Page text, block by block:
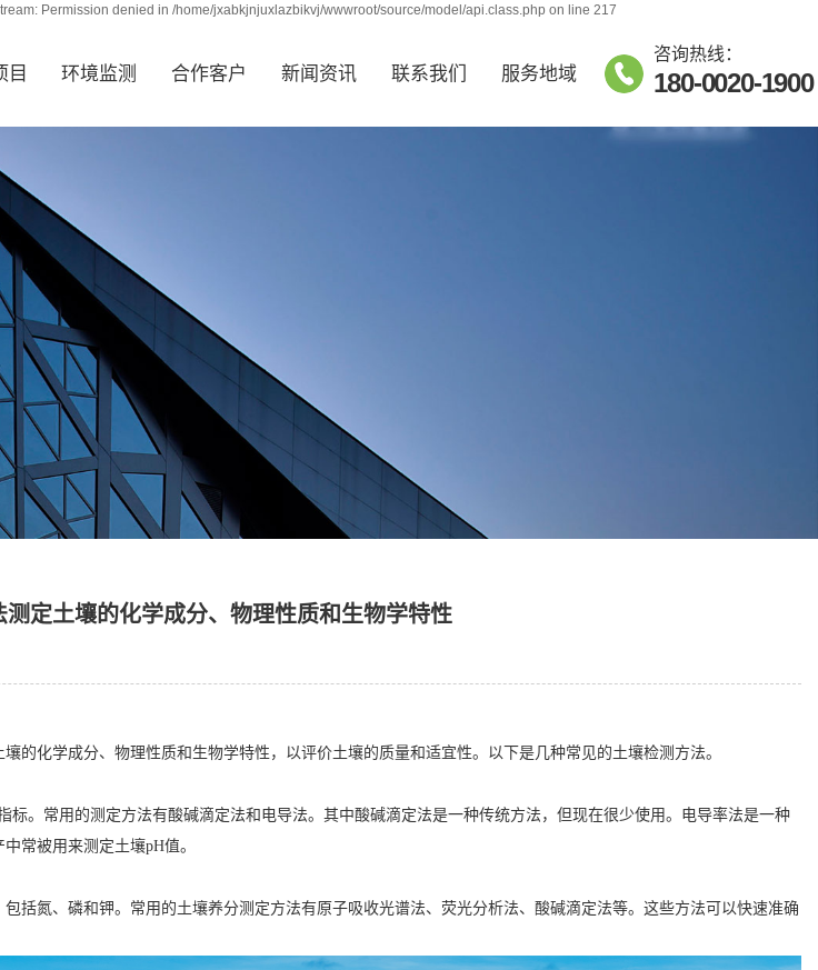
Permission denied in /home/jxabkjnjuxlazbikvj/wwwroot/source/model/api.class.php on line 217
目 环境监测 合作客户 新闻资讯 联系我们 服务地域
咨询热线：
180-0020-1900
定土壤的化学成分、物理性质和生物学特性
化学成分、物理性质和生物学特性，以评价土壤的质量和适宜性。以下是几种常见的土壤检测方法。
。常用的测定方法有酸碱滴定法和电导法。其中酸碱滴定法是一种传统方法，但现在很少使用。电导率法是一种
常被用来测定土壤pH值。
氮、磷和钾。常用的土壤养分测定方法有原子吸收光谱法、荧光分析法、酸碱滴定法等。这些方法可以快速准确